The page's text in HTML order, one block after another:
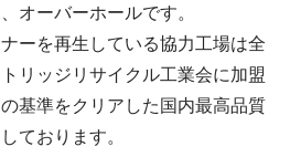
オーバーホールです。
ーを再生している協力工場は全
リッジリサイクル工業会に加盟
基準をクリアした国内最高品質
ております。